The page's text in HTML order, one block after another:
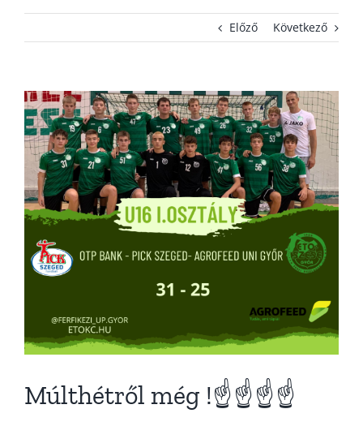
KAPCSOLAT
Előző Következő
View
Larger
Image
Múlthétről még !☝☝☝☝